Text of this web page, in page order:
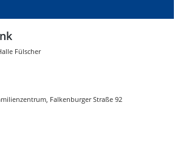
Fülscher
Falkenburger Straße 92